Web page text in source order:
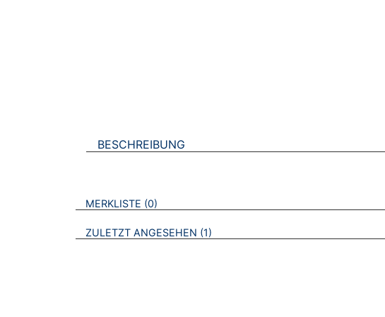
BESCHREIBUNG
VERWEISE AUF VERMERKTE- ODER ZULETZT
MERKLISTE 0
ZULETZT ANGESEHEN 1